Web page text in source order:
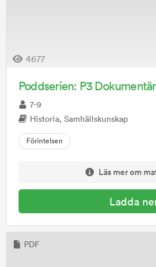
4677
Poddserien: P3
7-9
Historia, Samhällskunskap
Förintelsen
Läs mer om
Ladda
PDF